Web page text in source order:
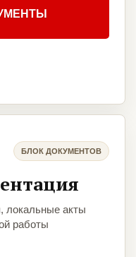
БЛОК ДОКУМЕНТОВ
локальные акты
работы